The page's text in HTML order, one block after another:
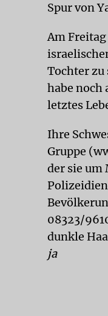
Spur von
Am
Tochter zu
habe noch
letztes
Ihre
Gruppe
der sie um
08323/
dunkle
ja